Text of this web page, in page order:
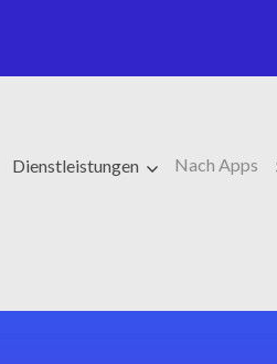
Dienstleistungen Nach Apps